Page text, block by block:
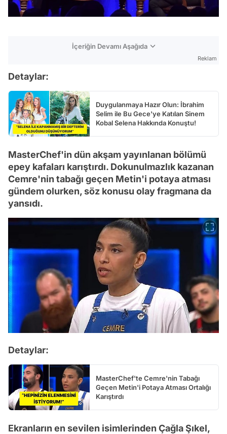
İçeriğin Devamı Aşağıda
Reklam
Detaylar:
Duygulanmaya Hazır Olun: İbrahim
Selim ile Bu Gece'ye Katılan Sinem
Kobal Selena Hakkında Konuştu!
MasterChef'in dün akşam yayınlanan bölümü
epey kafaları karıştırdı. Dokunulmazlık kazanan
Cemre'nin tabağı geçen Metin'i potaya atması
gündem olurken, söz konusu olay fragmana da
yansıdı.
Detaylar:
MasterChef'te Cemre'nin Tabağı
Geçen Metin'i Potaya Atması Ortalığı
Karıştırdı
Ekranların en sevilen isimlerinden Çağla Şıkel,